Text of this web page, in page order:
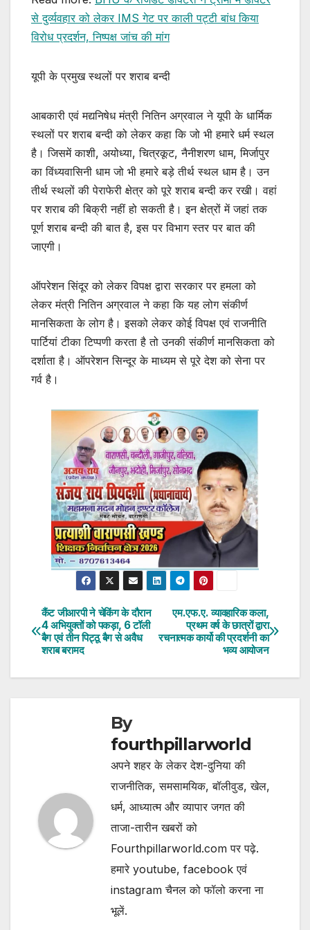
से दुर्व्यवहार को लेकर IMS गेट पर काली पट्टी बांध किया
विरोध प्रदर्शन, निष्पक्ष जांच की मांग
यूपी के प्रमुख स्थलों पर शराब बन्दी
आबकारी एवं मद्यनिषेध मंत्री नितिन अग्रवाल ने यूपी के धार्मिक
स्थलों पर शराब बन्दी को लेकर कहा कि जो भी हमारे धर्म स्थल
है। जिसमें काशी, अयोध्या, चित्रकूट, नैनीशरण धाम, मिर्जापुर
का विंध्यवासिनी धाम जो भी हमारे बड़े तीर्थ स्थल धाम है। उन
तीर्थ स्थलों की पेराफेरी क्षेत्र को पूरे शराब बन्दी कर रखी। वहां
पर शराब की बिक्री नहीं हो सकती है। इन क्षेत्रों में जहां तक
पूर्ण शराब बन्दी की बात है, इस पर विभाग स्तर पर बात की
जाएगी।
ऑपरेशन सिंदूर को लेकर विपक्ष द्वारा सरकार पर हमला को
लेकर मंत्री नितिन अग्रवाल ने कहा कि यह लोग संकीर्ण
मानसिकता के लोग है। इसको लेकर कोई विपक्ष एवं राजनीति
पार्टियां टीका टिप्पणी करता है तो उनकी संकीर्ण मानसिकता को
दर्शाता है। ऑपरेशन सिन्दूर के माध्यम से पूरे देश को सेना पर
गर्व है।
Post
navigation
एम.एफ.ए. व्यावहारिक कला,
प्रथम वर्ष के छात्रों द्वारा
रचनात्मक कार्यो की प्रदर्शनी का
भव्य आयोजन
कैंट जीआरपी ने चेकिंग के दौरान
4 अभियुक्तों को पकड़ा, 6 टॉली
बैग एवं तीन पिट्ठू बैग से अवैध
शराब बरामद
By
fourthpillarworld
अपने शहर के लेकर देश-दुनिया की
राजनीतिक, समसामयिक, बॉलीवुड, खेल,
धर्म, आध्यात्म और व्यापार जगत की
ताजा-तारीन खबरों को
Fourthpillarworld.com पर पढ़े.
हमारे youtube, facebook एवं
instagram चैनल को फॉलो करना ना
भूलें.